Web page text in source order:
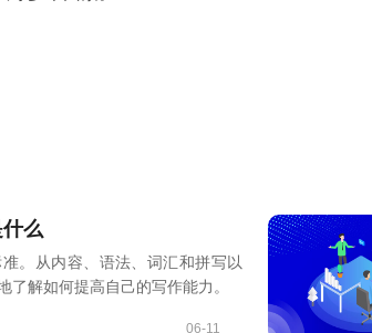
么
。从内容、语法、词汇和拼写以
解如何提高自己的写作能力。
06-11